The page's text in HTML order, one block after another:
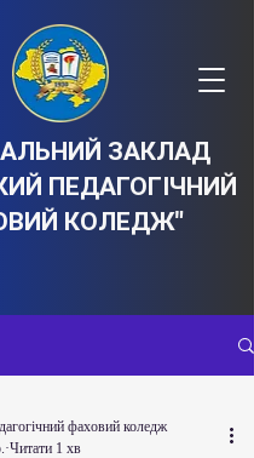
ЗАКЛАД
ПЕДАГОГІЧНИЙ
КОЛЕДЖ"
фаховий коледж
Читати 1 хв